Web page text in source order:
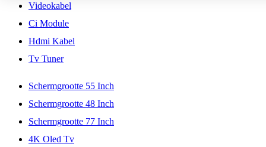
Videokabel
Ci Module
Hdmi Kabel
Tv Tuner
Schermgrootte 55 Inch
Schermgrootte 48 Inch
Schermgrootte 77 Inch
4K Oled Tv